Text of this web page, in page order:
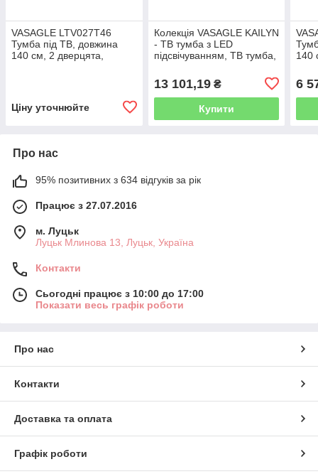
VASAGLE LTV027T46
Тумба під ТВ, довжина
140 см, 2 дверцята,
Ціну уточнюйте
Колекція VASAGLE KAILYN
- ТВ тумба з LED
підсвічуванням, ТВ тумба,
відкритими полицями, 2
шафи з
13 101,19₴
Купити
140
ТВ
ТВ,
6
Про нас
95% позитивних з 634 відгуків за рік
Працює з 27.07.2016
м. Луцьк
Луцьк Млинова 13, Луцьк, Україна
Контакти
Сьогодні працює з 10:00 до 17:00
Показати весь графік роботи
Про нас
Контакти
Доставка та оплата
Графік роботи